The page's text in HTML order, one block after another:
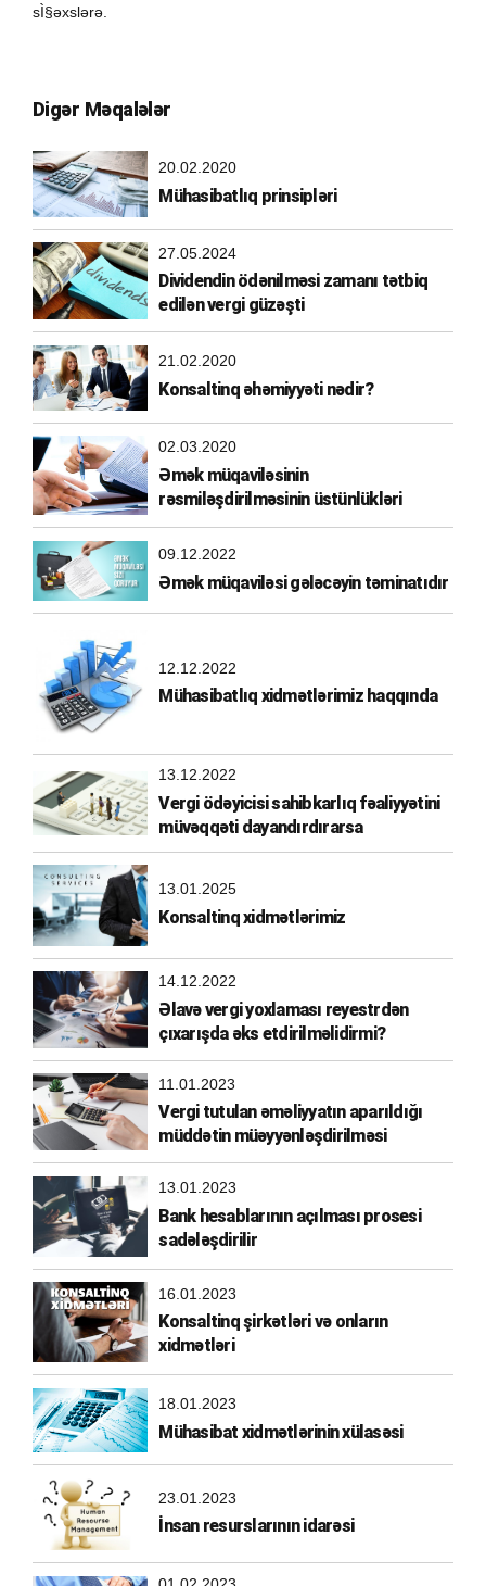
sÌ§əxslərə.
Digər Məqalələr
20.02.2020
Mühasibatlıq prinsipləri
27.05.2024
Dividendin ödənilməsi zamanı tətbiq
edilən vergi güzəşti
21.02.2020
Konsaltinq əhəmiyyəti nədir?
02.03.2020
Əmək müqaviləsinin
rəsmiləşdirilməsinin üstünlükləri
09.12.2022
Əmək müqaviləsi gələcəyin təminatıdır
12.12.2022
Mühasibatlıq xidmətlərimiz haqqında
13.12.2022
Vergi ödəyicisi sahibkarlıq fəaliyyətini
müvəqqəti dayandırdırarsa
13.01.2025
Konsaltinq xidmətlərimiz
14.12.2022
Əlavə vergi yoxlaması reyestrdən
çıxarışda əks etdirilməlidirmi?
11.01.2023
Vergi tutulan əməliyyatın aparıldığı
müddətin müəyyənləşdirilməsi
13.01.2023
Bank hesablarının açılması prosesi
sadələşdirilir
16.01.2023
Konsaltinq şirkətləri və onların
xidmətləri
18.01.2023
Mühasibat xidmətlərinin xülasəsi
23.01.2023
İnsan resurslarının idarəsi